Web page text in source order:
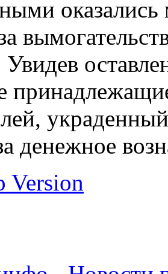
денежное
Version